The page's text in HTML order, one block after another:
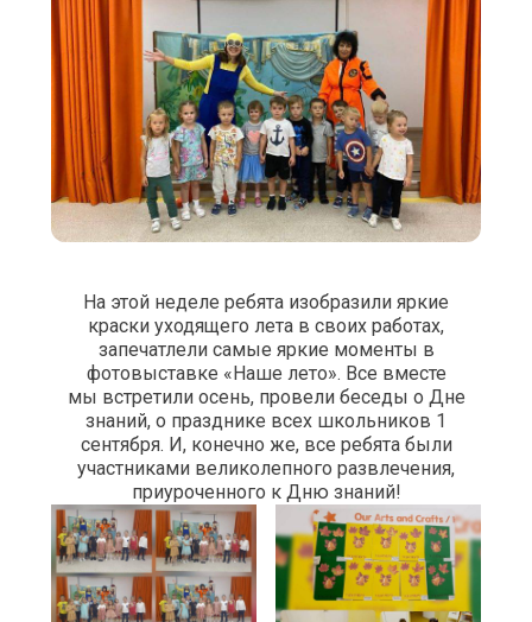
На этой неделе ребята изобразили яркие
краски уходящего лета в своих работах,
запечатлели самые яркие моменты в
фотовыставке «Наше лето». Все вместе
мы встретили осень, провели беседы о Дне
знаний, о празднике всех школьников 1
сентября. И, конечно же, все ребята были
участниками великолепного развлечения,
приуроченного к Дню знаний!